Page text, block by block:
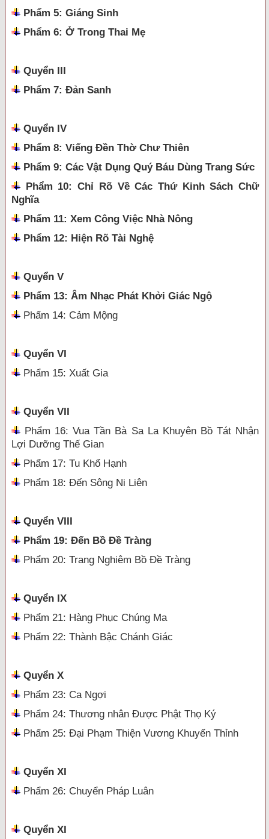
Phẩm 5: Giáng Sinh
Phẩm 6: Ở Trong Thai Mẹ
Quyển III
Phẩm 7: Đản Sanh
Quyển IV
Phẩm 8: Viếng Đền Thờ Chư Thiên
Phẩm 9: Các Vật Dụng Quý Báu Dùng Trang Sức
Phẩm 10: Chỉ Rõ Về Các Thứ Kinh Sách Chữ
Nghĩa
Phẩm 11: Xem Công Việc Nhà Nông
Phẩm 12: Hiện Rõ Tài Nghệ
Quyển V
Phẩm 13: Âm Nhạc Phát Khởi Giác Ngộ
Phẩm 14: Cảm Mộng
Quyển VI
Phẩm 15: Xuất Gia
Quyển VII
Phẩm 16: Vua Tần Bà Sa La Khuyên Bồ Tát Nhận
Lợi Dưỡng Thế Gian
Phẩm 17: Tu Khổ Hạnh
Phẩm 18: Đến Sông Ni Liên
Quyển VIII
Phẩm 19: Đến Bồ Đề Tràng
Phẩm 20: Trang Nghiêm Bồ Đề Tràng
Quyển IX
Phẩm 21: Hàng Phục Chúng Ma
Phẩm 22: Thành Bậc Chánh Giác
Quyển X
Phẩm 23: Ca Ngợi
Phẩm 24: Thương nhân Được Phật Thọ Ký
Phẩm 25: Đại Phạm Thiện Vương Khuyến Thỉnh
Quyển XI
Phẩm 26: Chuyển Pháp Luân
Quyển XI